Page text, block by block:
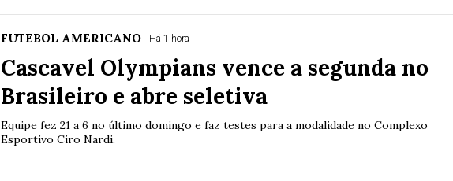
FUTEBOL AMERICANO Há 1 hora
Cascavel Olympians vence a segunda no
Brasileiro e abre seletiva
Equipe fez 21 a 6 no último domingo e faz testes para a modalidade no Complexo
Esportivo Ciro Nardi.